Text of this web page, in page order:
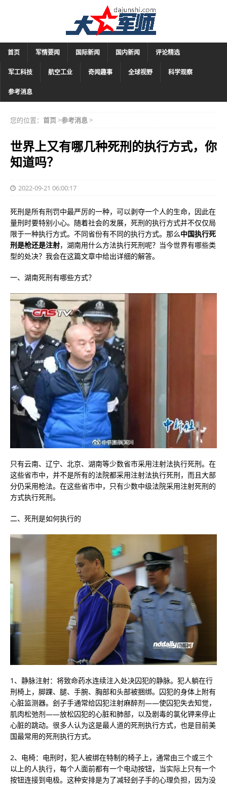
首页 军情要闻 国际新闻 国内新闻 评论精选
军工科技 航空工业 奇闻趣事 全球视野 科学观察
参考消息
您的位置： 首页>参考消息>
世界上又有哪几种死刑的执行方式，你
知道吗？
2022-09-21 06:00:17
死刑是所有刑罚中最严厉的一种，可以剥夺一个人的生命，因此在
量刑时要特别小心。随着社会的发展，死刑的执行方式并不仅仅局
限于一种执行方式。不同省份有不同的执行方式。那么中国执行死
刑是枪还是注射，湖南用什么方法执行死刑呢？当今世界有哪些类
型的处决？我会在这篇文章中给出详细的解答。
一、湖南死刑有哪些方式？
只有云南、辽宁、北京、湖南等少数省市采用注射法执行死刑。在
这些省市中，并不是所有的法院都采用注射法执行死刑，而且大部
分仍采用枪法。在这些省市中，只有少数中级法院采用注射死刑的
方式执行死刑。
二、死刑是如何执行的
1、静脉注射：将致命药水连续注入处决囚犯的静脉。犯人躺在行
刑椅上，脚踝、腿、手腕、胸部和头部被捆绑。囚犯的身体上附有
心脏监测器。刽子手通常给囚犯注射麻醉剂——使囚犯失去知觉，
肌肉松弛剂——放松囚犯的心脏和肺部，以及剧毒的氯化钾来停止
心脏的跳动。很多人认为这是最人道的死刑执行方式，也是目前美
国最常用的死刑执行方式。
2、电椅：电刑时，犯人被绑在特制的椅子上，通常由三个或三个
以上的人执行，每个人面前都有一个电动按钮，当实际上只有一个
按钮连接到电极。这种安排是为了减轻刽子手的心理负担，因为没